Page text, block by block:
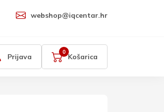
webshop@iqcentar.hr
Prijava Košarica
0